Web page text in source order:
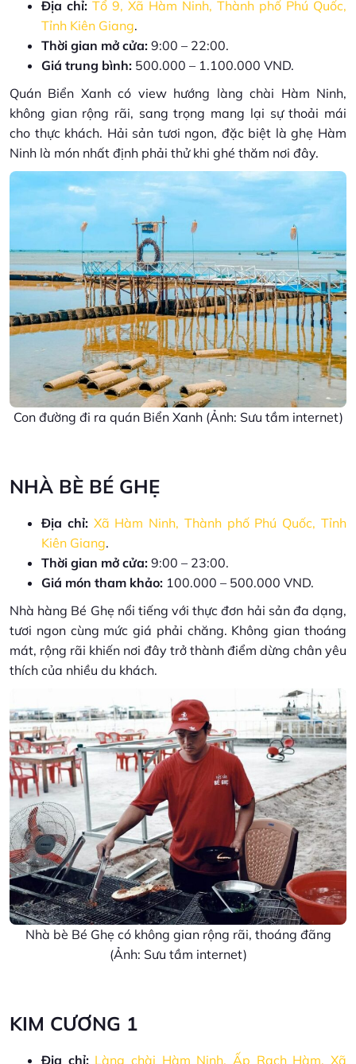
Địa chỉ: Tổ 9, Xã Hàm Ninh, Thành phố Phú Quốc,
Tỉnh Kiên Giang.
Thời gian mở cửa: 9:00 – 22:00.
Giá trung bình: 500.000 – 1.100.000 VND.
Quán Biển Xanh có view hướng làng chài Hàm Ninh,
không gian rộng rãi, sang trọng mang lại sự thoải mái
cho thực khách. Hải sản tươi ngon, đặc biệt là ghẹ Hàm
Ninh là món nhất định phải thử khi ghé thăm nơi đây.
Con đường đi ra quán Biển Xanh (Ảnh: Sưu tầm internet)
NHÀ BÈ BÉ GHẸ
Địa chỉ: Xã Hàm Ninh, Thành phố Phú Quốc, Tỉnh
Kiên Giang.
Thời gian mở cửa: 9:00 – 23:00.
Giá món tham khảo: 100.000 – 500.000 VND.
Nhà hàng Bé Ghẹ nổi tiếng với thực đơn hải sản đa dạng,
tươi ngon cùng mức giá phải chăng. Không gian thoáng
mát, rộng rãi khiến nơi đây trở thành điểm dừng chân yêu
thích của nhiều du khách.
Nhà bè Bé Ghẹ có không gian rộng rãi, thoáng đãng
(Ảnh: Sưu tầm internet)
KIM CƯƠNG 1
Địa chỉ: Làng chài Hàm Ninh, Ấp Rạch Hàm, Xã